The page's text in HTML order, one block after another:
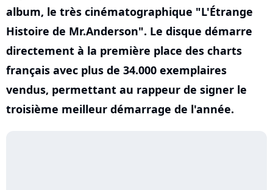
album, le très cinématographique "L'Étrange
Histoire de Mr.Anderson". Le disque démarre
directement à la première place des charts
français avec plus de 34.000 exemplaires
vendus, permettant au rappeur de signer le
troisième meilleur démarrage de l'année.